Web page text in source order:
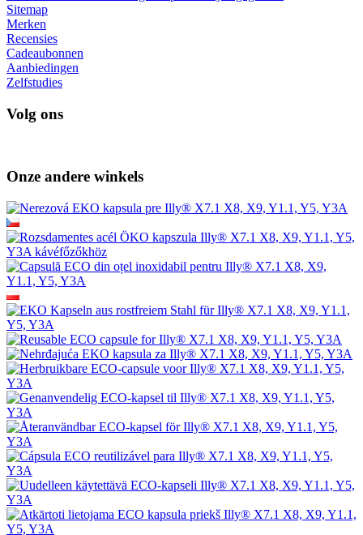
Sitemap
Merken
Recensies
Cadeaubonnen
Aanbiedingen
Zelfstudies
Volg ons
Onze andere winkels